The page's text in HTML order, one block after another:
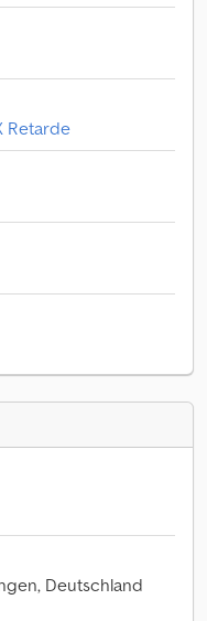
Retarde
Deutschland